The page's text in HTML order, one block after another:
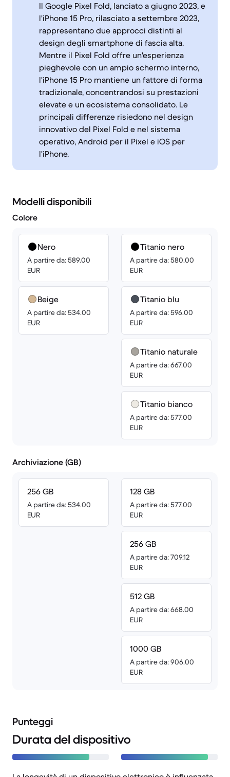
Il Google Pixel Fold, lanciato a giugno 2023, e
l'iPhone 15 Pro, rilasciato a settembre 2023,
rappresentano due approcci distinti al
design degli smartphone di fascia alta.
Mentre il Pixel Fold offre un'esperienza
pieghevole con un ampio schermo interno,
l'iPhone 15 Pro mantiene un fattore di forma
tradizionale, concentrandosi su prestazioni
elevate e un ecosistema consolidato. Le
principali differenze risiedono nel design
innovativo del Pixel Fold e nel sistema
operativo, Android per il Pixel e iOS per
l'iPhone.
Modelli disponibili
Colore
Nero
A partire da: 589.00
EUR
Beige
A partire da: 534.00
EUR
Titanio nero
A partire da: 580.00
EUR
Titanio blu
A partire da: 596.00
EUR
Titanio naturale
A partire da: 667.00
EUR
Titanio bianco
A partire da: 577.00
EUR
Archiviazione (GB)
256 GB
A partire da: 534.00
EUR
128 GB
A partire da: 577.00
EUR
256 GB
A partire da: 709.12
EUR
512 GB
A partire da: 668.00
EUR
1000 GB
A partire da: 906.00
EUR
Punteggi
Durata del dispositivo